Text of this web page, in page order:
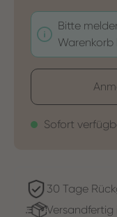
Bitte
Warenkorb
Sofort
30 Tage
Versandfertig